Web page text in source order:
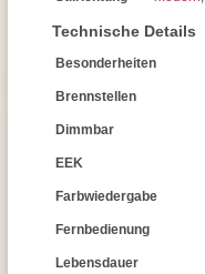
Technische Details
Besonderheiten
Brennstellen
Dimmbar
EEK
Farbwiedergabe
Fernbedienung
Lebensdauer